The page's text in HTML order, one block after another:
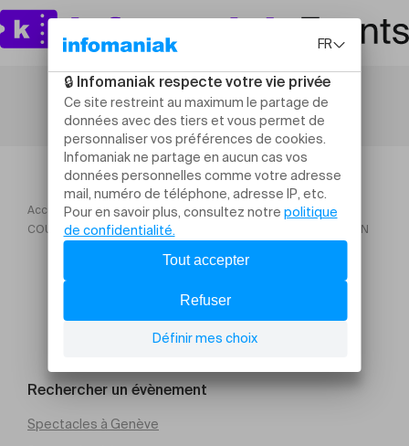
Accueil
COURS D'OENOLOGIE Mars 2026 : INITIATION ET DÉGUSTATION
Rechercher un évènement
Spectacles à Genève